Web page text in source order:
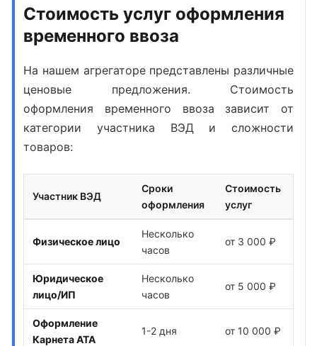
Стоимость услуг оформления
временного ввоза
На нашем агрегаторе представлены различные
ценовые предложения. Стоимость
оформления временного ввоза зависит от
категории участника ВЭД и сложности
товаров:
Участник ВЭД
Сроки
оформления
Стоимость
услуг
Физическое лицо
Несколько
часов
от 3 000 ₽
Юридическое
лицо/ИП
Несколько
часов
от 5 000 ₽
Оформление
Карнета АТА
1-2 дня от 10 000 ₽